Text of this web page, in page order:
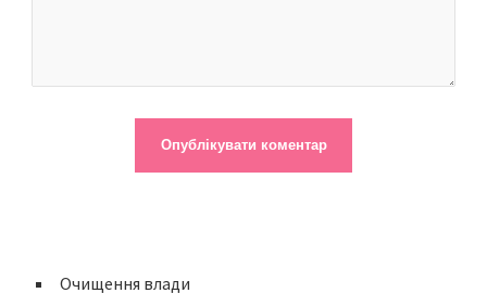
Очищення влади